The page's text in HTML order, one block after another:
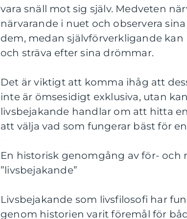
vara snäll mot sig själv. Medveten
närvarande i nuet och observera
dem, medan självförverkligande
och sträva efter sina drömmar.
Det är viktigt att komma ihåg att
inte är ömsesidigt exklusiva, utan
livsbejakande handlar om att hitta
att välja vad som fungerar bäst för
En historisk genomgång av för- och
”livsbejakande”
Livsbejakande som livsfilosofi har
genom historien varit föremål för